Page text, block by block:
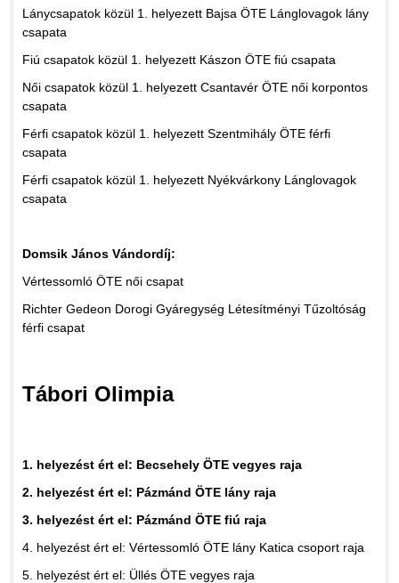
Lánycsapatok közül 1. helyezett Bajsa ÖTE Lánglovagok lány
csapata
Fiú csapatok közül 1. helyezett Kászon ÖTE fiú csapata
Női csapatok közül 1. helyezett Csantavér ÖTE női korpontos
csapata
Férfi csapatok közül 1. helyezett Szentmihály ÖTE férfi
csapata
Férfi csapatok közül 1. helyezett Nyékvárkony Lánglovagok
csapata
Domsik János Vándordíj:
Vértessomló ÖTE női csapat
Richter Gedeon Dorogi Gyáregység Létesítményi Tűzoltóság
férfi csapat
Tábori Olimpia
1. helyezést ért el: Becsehely ÖTE vegyes raja
2. helyezést ért el: Pázmánd ÖTE lány raja
3. helyezést ért el: Pázmánd ÖTE fiú raja
4. helyezést ért el: Vértessomló ÖTE lány Katica csoport raja
5. helyezést ért el: Üllés ÖTE vegyes raja